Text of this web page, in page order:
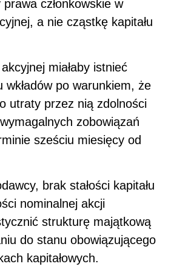
prawa członkowskie w
a nie cząstkę kapitału
miałaby istnieć
wkładów po warunkiem, że
utraty przez nią zdolności
zobowiązań
sześciu miesięcy od
brak stałości kapitału
nominalnej akcji
strukturę majątkową
do stanu obowiązującego
kapitałowych.